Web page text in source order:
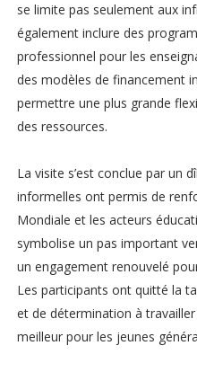
se limite pas seulement aux
également inclure des
professionnel pour les
des modèles de financement
permettre une plus grande
des ressources.
La visite s’est conclue par un
informelles ont permis de
Mondiale et les acteurs
symbolise un pas important
un engagement renouvelé
Les participants ont quitté la
et de détermination à
meilleur pour les jeunes